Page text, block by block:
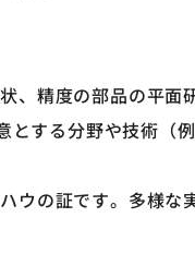
、精度の部品の平
する分野や技術（
ウの証です。多様な